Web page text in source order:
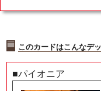
このカードはこんなデ
■パイオニア